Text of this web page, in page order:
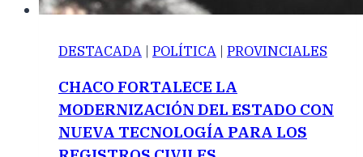
DESTACADA | POLÍTICA | PROVINCIALES
CHACO FORTALECE LA
MODERNIZACIÓN DEL ESTADO CON
NUEVA TECNOLOGÍA PARA LOS